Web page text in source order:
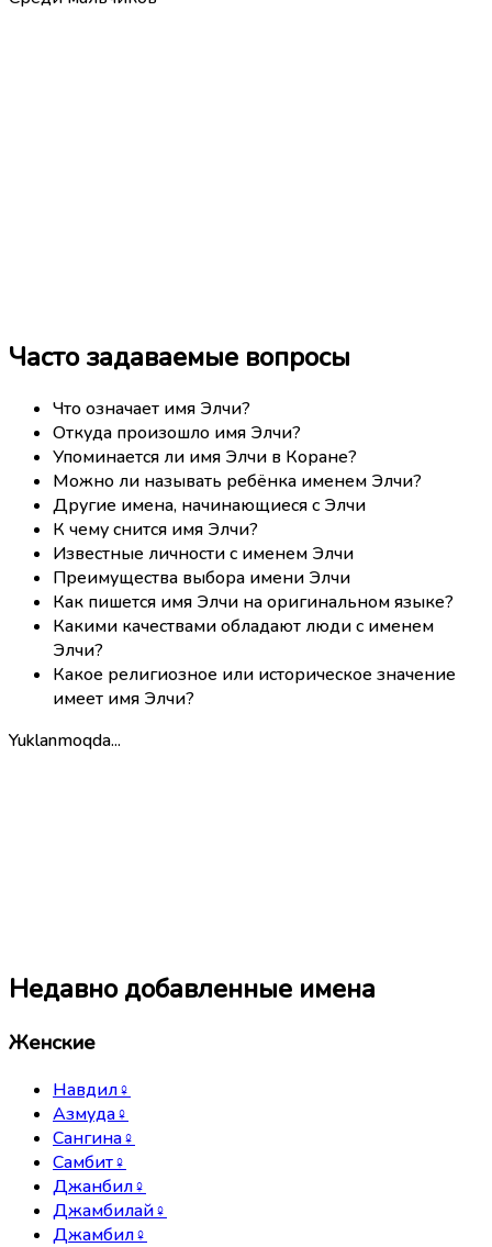
Часто задаваемые вопросы
Что означает имя Элчи?
Откуда произошло имя Элчи?
Упоминается ли имя Элчи в Коране?
Можно ли называть ребёнка именем Элчи?
Другие имена, начинающиеся с Элчи
К чему снится имя Элчи?
Известные личности с именем Элчи
Преимущества выбора имени Элчи
Как пишется имя Элчи на оригинальном языке?
Какими качествами обладают люди с именем
Элчи?
Какое религиозное или историческое значение
имеет имя Элчи?
Yuklanmoqda...
Недавно добавленные имена
Женские
Навдил♀
Азмуда♀
Сангина♀
Самбит♀
Джанбил♀
Джамбилай♀
Джамбил♀